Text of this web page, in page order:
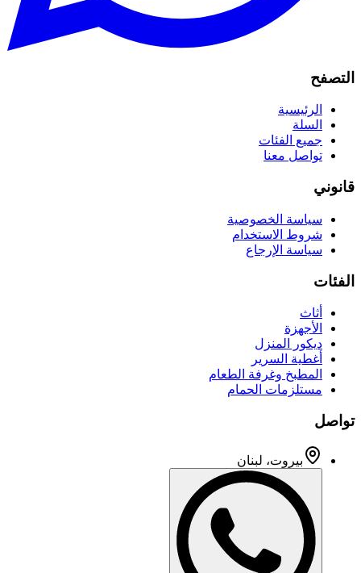
التصفح
الرئيسية
السلة
جميع الفئات
تواصل معنا
قانوني
سياسة الخصوصية
شروط الاستخدام
سياسة الإرجاع
الفئات
أثاث
الأجهزة
ديكور المنزل
أغطية السرير
المطبخ وغرفة الطعام
مستلزمات الحمام
تواصل
بيروت، لبنان